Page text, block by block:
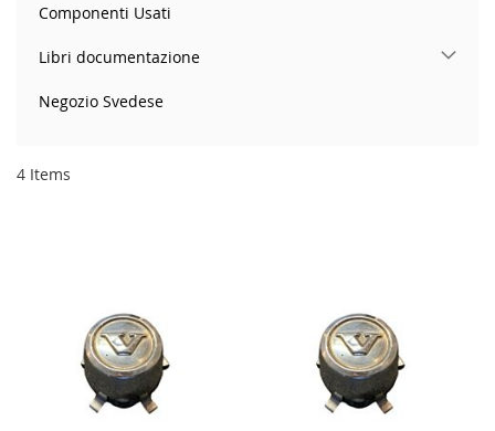
4 Items
Componenti Usati
Libri documentazione
Negozio Svedese